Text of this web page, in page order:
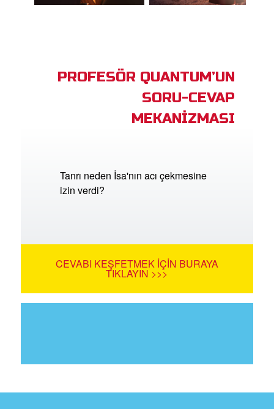
PROFESÖR QUANTUM’UN
SORU-CEVAP
MEKANİZMASI
Tanrı neden İsa'nın acı çekmesine
izin verdi?
CEVABI KEŞFETMEK İÇIN BURAYA
TIKLAYIN >>>